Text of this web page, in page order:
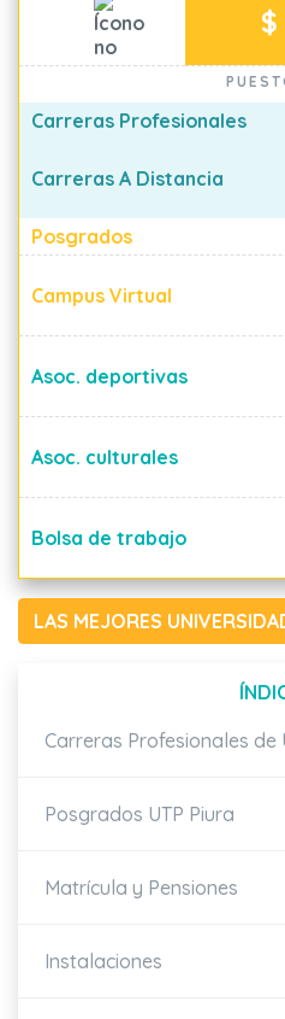
$
Carreras Profesionales
Carreras A Distancia
Posgrados
Campus Virtual
Asoc. deportivas
Asoc. culturales
Bolsa de trabajo
LAS MEJORES
Carreras Profesionales de
Posgrados UTP Piura
Matrícula y Pensiones
Instalaciones